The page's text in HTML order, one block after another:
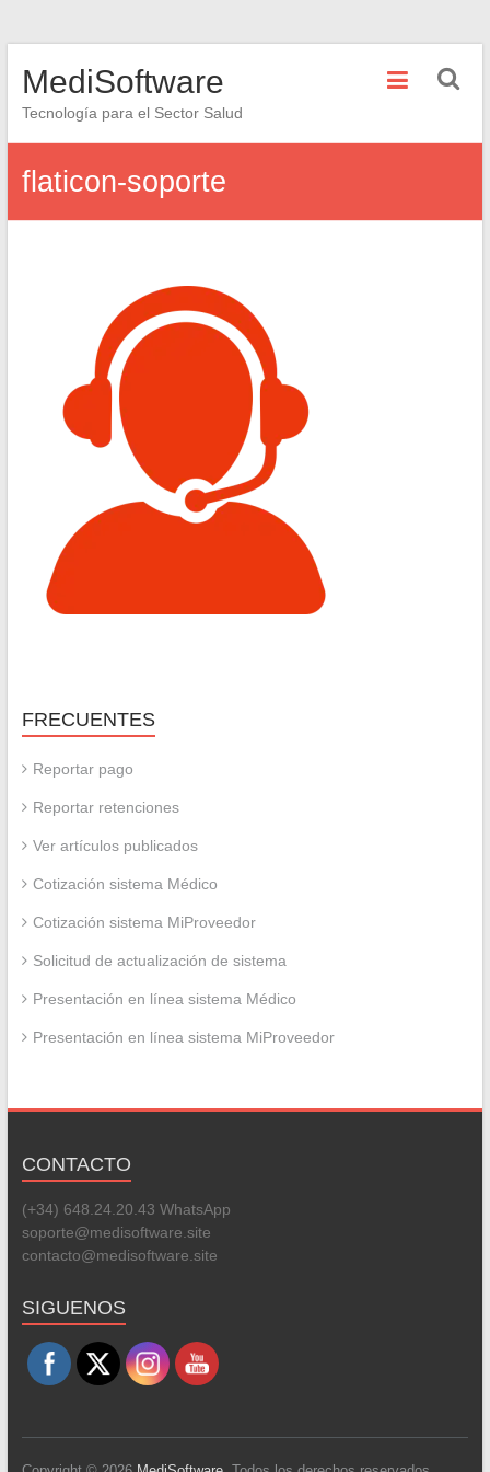
MediSoftware
Tecnología para el Sector Salud
flaticon-soporte
FRECUENTES
Reportar pago
Reportar retenciones
Ver artículos publicados
Cotización sistema Médico
Cotización sistema MiProveedor
Solicitud de actualización de sistema
Presentación en línea sistema Médico
Presentación en línea sistema MiProveedor
CONTACTO
(+34) 648.24.20.43 WhatsApp
soporte@medisoftware.site
contacto@medisoftware.site
SIGUENOS